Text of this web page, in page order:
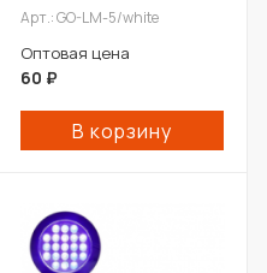
Арт.: GO-LM-5/white
Оптовая цена
60 ₽
В корзину